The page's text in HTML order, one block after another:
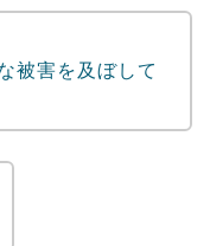
被害を及ぼして